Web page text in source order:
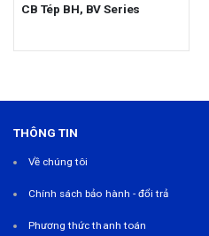
CB Tép BH, BV Series
THÔNG TIN
Về chúng tôi
Chính sách bảo hành - đổi trả
Phương thức thanh toán